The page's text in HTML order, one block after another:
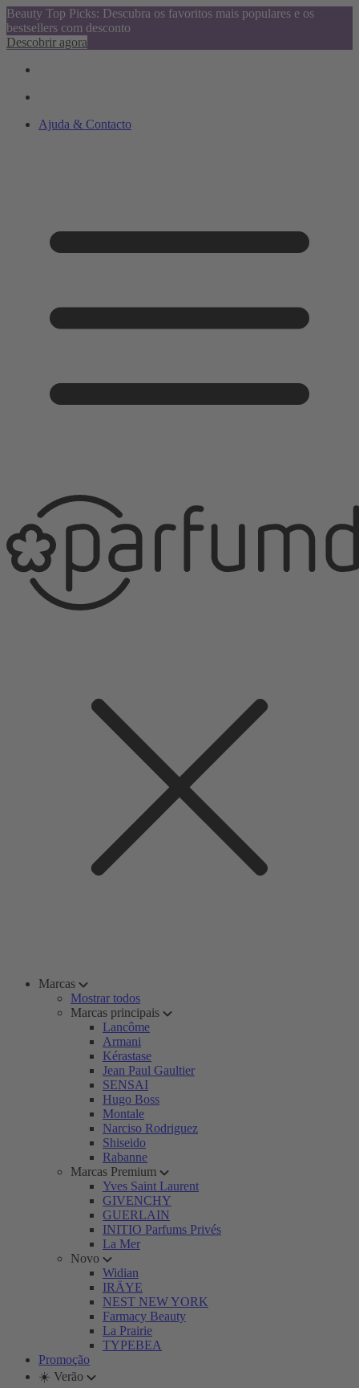
Beauty Top Picks: Descubra os favoritos mais populares e os
bestsellers com desconto
Descobrir agora
Ajuda & Contacto
Marcas
Mostrar todos
Marcas principais
Lancôme
Armani
Kérastase
Jean Paul Gaultier
SENSAI
Hugo Boss
Montale
Narciso Rodriguez
Shiseido
Rabanne
Marcas Premium
Yves Saint Laurent
GIVENCHY
GUERLAIN
INITIO Parfums Privés
La Mer
Novo
Widian
IRÄYE
NEST NEW YORK
Farmacy Beauty
La Prairie
TYPEBEA
Promoção
☀️ Verão